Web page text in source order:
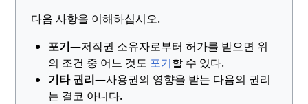
다음 사항을 이해하십시오.
포기—저작권 소유자로부터 허가를 받으면 위
의 조건 중 어느 것도 포기할 수 있다.
기타 권리—사용권의 영향을 받는 다음의 권리
는 결코 아니다.